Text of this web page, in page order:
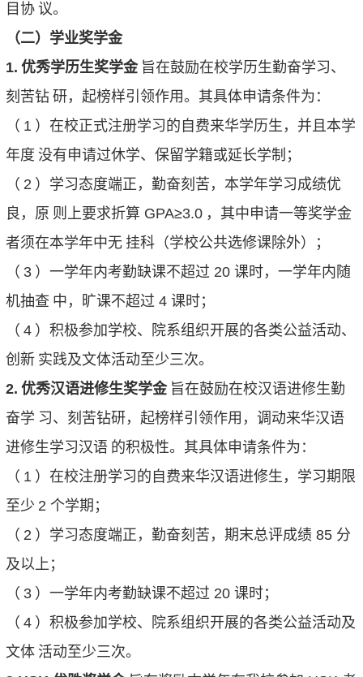
目协 议。
（二）学业奖学金
1. 优秀学历生奖学金 旨在鼓励在校学历生勤奋学习、
刻苦钻 研，起榜样引领作用。其具体申请条件为：
（ 1 ）在校正式注册学习的自费来华学历生，并且本学
年度 没有申请过休学、保留学籍或延长学制；
（ 2 ）学习态度端正，勤奋刻苦，本学年学习成绩优
良，原 则上要求折算 GPA≥3.0 ，其中申请一等奖学金
者须在本学年中无 挂科（学校公共选修课除外）；
（ 3 ）一学年内考勤缺课不超过 20 课时，一学年内随
机抽查 中，旷课不超过 4 课时；
（ 4 ）积极参加学校、院系组织开展的各类公益活动、
创新 实践及文体活动至少三次。
2. 优秀汉语进修生奖学金 旨在鼓励在校汉语进修生勤
奋学 习、刻苦钻研，起榜样引领作用，调动来华汉语
进修生学习汉语 的积极性。其具体申请条件为：
（ 1 ）在校注册学习的自费来华汉语进修生，学习期限
至少 2 个学期；
（ 2 ）学习态度端正，勤奋刻苦，期末总评成绩 85 分
及以上；
（ 3 ）一学年内考勤缺课不超过 20 课时；
（ 4 ）积极参加学校、院系组织开展的各类公益活动及
文体 活动至少三次。